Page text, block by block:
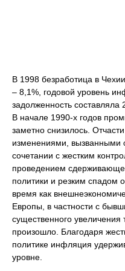
В 1998 безработица в
– 8,1%, годовой уровень
задолженность
В начале 1990-х годов
заметно снизилось.
изменениями, вызванными
сочетании с жестким
проведением
политики и резким спадом
время как
Европы, в частности с
существенного
произошло. Благодаря
политике инфляция
уровне.